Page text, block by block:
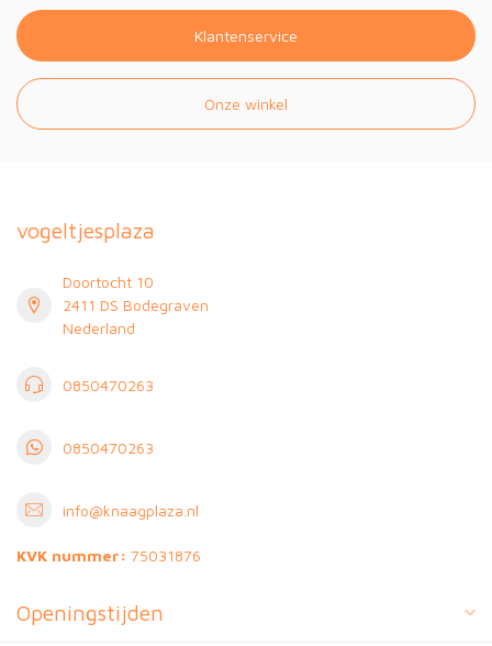
Klantenservice
Onze winkel
vogeltjesplaza
Doortocht 10
2411 DS Bodegraven
Nederland
0850470263
0850470263
info@knaagplaza.nl
KVK nummer: 75031876
Openingstijden